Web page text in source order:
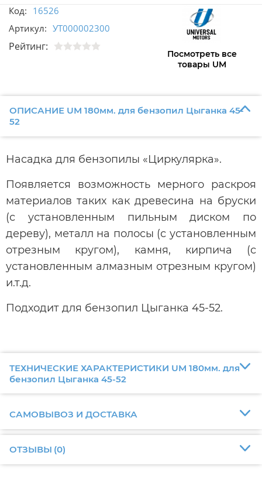
Код: 16526
Артикул: УТ000002300
Рейтинг:
Посмотреть все
товары UM
ОПИСАНИЕ UM 180мм. для бензопил Цыганка 45-
52
Насадка для бензопилы «Циркулярка».
Появляется возможность мерного раскроя
материалов таких как древесина на бруски
(с установленным пильным диском по
дереву), металл на полосы (с установленным
отрезным кругом), камня, кирпича (с
установленным алмазным отрезным кругом)
и.т.д.
Подходит для бензопил Цыганка 45-52.
ТЕХНИЧЕСКИЕ ХАРАКТЕРИСТИКИ UM 180мм. для
бензопил Цыганка 45-52
САМОВЫВОЗ И ДОСТАВКА
ОТЗЫВЫ (0)